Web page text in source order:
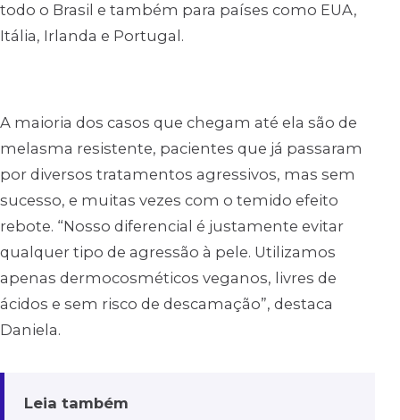
todo o Brasil e também para países como EUA,
Itália, Irlanda e Portugal.
A maioria dos casos que chegam até ela são de
melasma resistente, pacientes que já passaram
por diversos tratamentos agressivos, mas sem
sucesso, e muitas vezes com o temido efeito
rebote. “Nosso diferencial é justamente evitar
qualquer tipo de agressão à pele. Utilizamos
apenas dermocosméticos veganos, livres de
ácidos e sem risco de descamação”, destaca
Daniela.
Leia também